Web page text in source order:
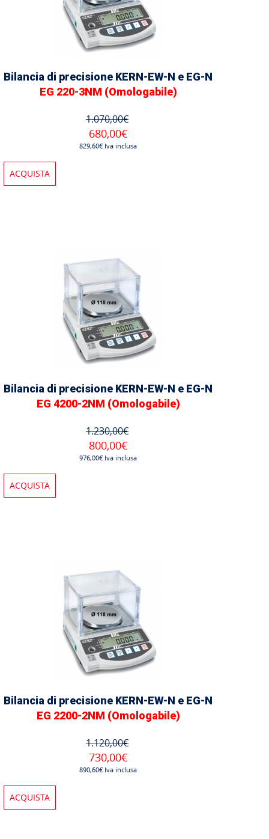
Bilancia di precisione KERN-EW-N e EG-N
EG 220-3NM (Omologabile)
1.070,00€
680,00€
829,60€ Iva inclusa
ACQUISTA
Bilancia di precisione KERN-EW-N e EG-N
EG 4200-2NM (Omologabile)
1.230,00€
800,00€
976,00€ Iva inclusa
ACQUISTA
Bilancia di precisione KERN-EW-N e EG-N
EG 2200-2NM (Omologabile)
1.120,00€
730,00€
890,60€ Iva inclusa
ACQUISTA